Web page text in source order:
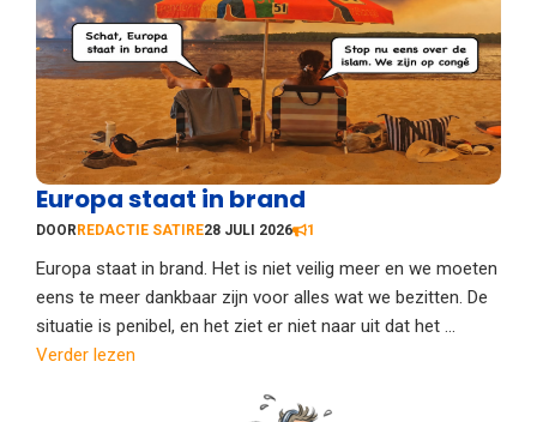
Europa staat in brand
DOOR REDACTIE SATIRE28 JULI 2026 1
Europa staat in brand. Het is niet veilig meer en we moeten
eens te meer dankbaar zijn voor alles wat we bezitten. De
situatie is penibel, en het ziet er niet naar uit dat het ...
Verder lezen